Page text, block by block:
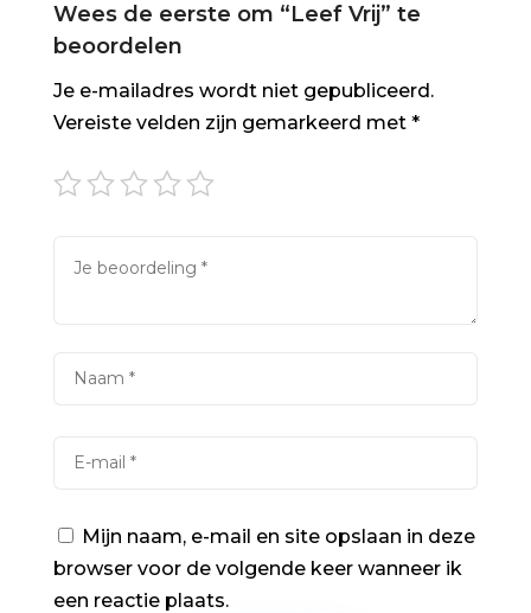
Wees de eerste om “Leef Vrij” te
beoordelen
Je e-mailadres wordt niet gepubliceerd.
Vereiste velden zijn gemarkeerd met *
Mijn naam, e-mail en site opslaan in deze
browser voor de volgende keer wanneer ik
een reactie plaats.